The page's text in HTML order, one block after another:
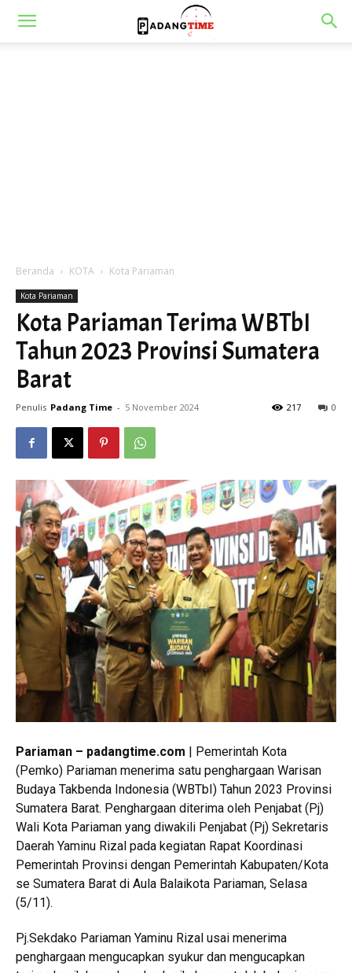
Beranda KOTA Kota Pariaman
Kota Pariaman
Kota Pariaman Terima WBTbI
Tahun 2023 Provinsi Sumatera
Barat
Penulis Padang Time - 5 November 2024 0
217
Pariaman – padangtime.com | Pemerintah Kota
(Pemko) Pariaman menerima satu penghargaan Warisan
Budaya Takbenda Indonesia (WBTbI) Tahun 2023 Provinsi
Sumatera Barat. Penghargaan diterima oleh Penjabat (Pj)
Wali Kota Pariaman yang diwakili Penjabat (Pj) Sekretaris
Daerah Yaminu Rizal pada kegiatan Rapat Koordinasi
Pemerintah Provinsi dengan Pemerintah Kabupaten/Kota
se Sumatera Barat di Aula Balaikota Pariaman, Selasa
(5/11).
Pj.Sekdako Pariaman Yaminu Rizal usai menerima
penghargaan mengucapkan syukur dan mengucapkan